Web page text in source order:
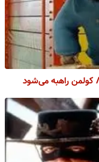
کولمن راهبه می‌شود